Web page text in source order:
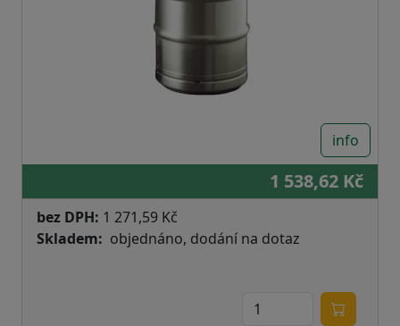
info
1 538,62 Kč
bez DPH: 1 271,59 Kč
Skladem
objednáno, dodání na dotaz